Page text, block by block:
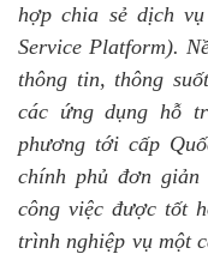
hợp chia sẻ dịch
Service Platform).
thông tin, thông
các ứng dụng hỗ
phương tới cấp
chính phủ đơn
công việc được tốt
trình nghiệp vụ một